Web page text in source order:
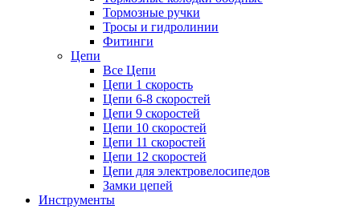
Тормозные ручки
Тросы и гидролинии
Фитинги
Цепи
Все Цепи
Цепи 1 скорость
Цепи 6-8 скоростей
Цепи 9 скоростей
Цепи 10 скоростей
Цепи 11 скоростей
Цепи 12 скоростей
Цепи для электровелосипедов
Замки цепей
Инструменты